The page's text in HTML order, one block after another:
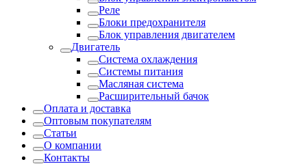
Реле
Блоки предохранителя
Блок управления двигателем
Двигатель
Система охлаждения
Системы питания
Масляная система
Расширительный бачок
Оплата и доставка
Оптовым покупателям
Статьи
О компании
Контакты